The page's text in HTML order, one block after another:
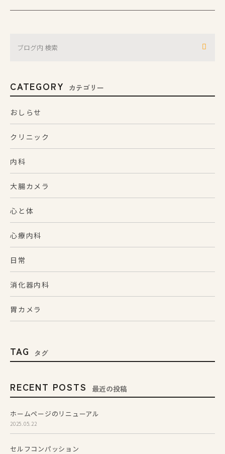
CATEGORY カテゴリー
おしらせ
クリニック
内科
大腸カメラ
心と体
心療内科
日常
消化器内科
胃カメラ
TAG タグ
RECENT POSTS 最近の投稿
ホームページのリニューアル
2025.05.22
セルフコンパッション